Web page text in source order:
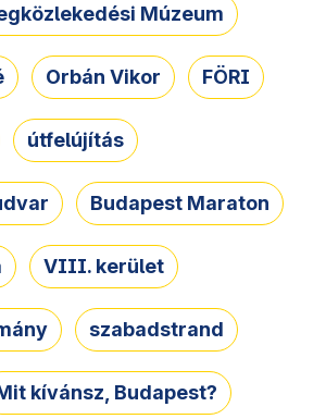
Múzeum
Orbán Vikor FÖRI
útfelújítás
Budapest Maraton
VIII. kerület
szabadstrand
kívánsz, Budapest?